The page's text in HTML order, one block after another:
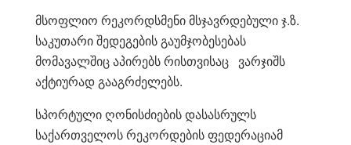
მსოფლიო რეკორდსმენი მსჯავრდებული ჯ.ზ.
საკუთარი შედეგების გაუმჯობესებას
მომავალშიც აპირებს რისთვისაც ვარჯიშს
აქტიურად გააგრძელებს.
სპორტული ღონისძიების დასასრულს
საქართველოს რეკორდების ფედერაციამ